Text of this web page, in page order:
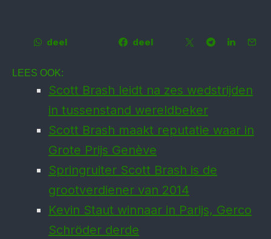
deel deel
LEES OOK:
Scott Brash leidt na zes wedstrijden
in tussenstand wereldbeker
Scott Brash maakt reputatie waar in
Grote Prijs Genève
Springruiter Scott Brash is de
grootverdiener van 2014
Kevin Staut winnaar in Parijs, Gerco
Schröder derde